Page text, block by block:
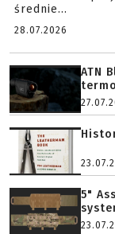
średnie...
28.07.2026
ATN
5"